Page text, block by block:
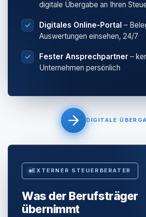
digitale Übergabe an Ihren
Digitales Online-Portal –
Auswertungen einsehen, 24/7
Fester Ansprechpartner –
Unternehmen persönlich
DIGITALE
EXTERNER STEUERBERATER
Was der Berufsträger
übernimmt